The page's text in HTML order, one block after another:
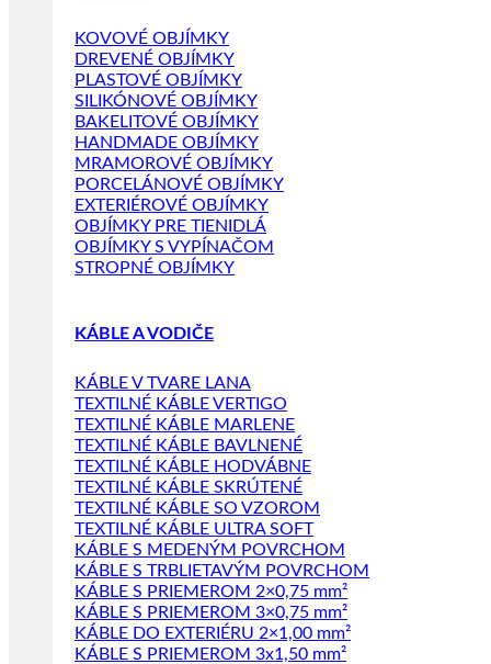
KOVOVÉ OBJÍMKY
DREVENÉ OBJÍMKY
PLASTOVÉ OBJÍMKY
SILIKÓNOVÉ OBJÍMKY
BAKELITOVÉ OBJÍMKY
HANDMADE OBJÍMKY
MRAMOROVÉ OBJÍMKY
PORCELÁNOVÉ OBJÍMKY
EXTERIÉROVÉ OBJÍMKY
OBJÍMKY PRE TIENIDLÁ
OBJÍMKY S VYPÍNAČOM
STROPNÉ OBJÍMKY
KÁBLE A VODIČE
KÁBLE V TVARE LANA
TEXTILNÉ KÁBLE VERTIGO
TEXTILNÉ KÁBLE MARLENE
TEXTILNÉ KÁBLE BAVLNENÉ
TEXTILNÉ KÁBLE HODVÁBNE
TEXTILNÉ KÁBLE SKRÚTENÉ
TEXTILNÉ KÁBLE SO VZOROM
TEXTILNÉ KÁBLE ULTRA SOFT
KÁBLE S MEDENÝM POVRCHOM
KÁBLE S TRBLIETAVÝM POVRCHOM
KÁBLE S PRIEMEROM 2×0,75 mm²
KÁBLE S PRIEMEROM 3×0,75 mm²
KÁBLE DO EXTERIÉRU 2×1,00 mm²
KÁBLE S PRIEMEROM 3x1,50 mm²